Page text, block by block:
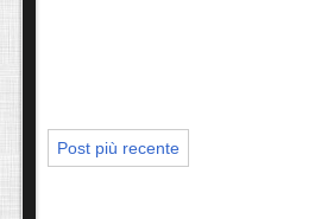
Post più recente